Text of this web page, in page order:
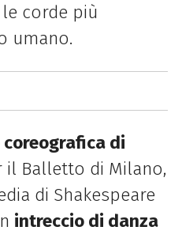
corde più
umano.
di
il Balletto di Milano,
di Shakespeare
intreccio di danza